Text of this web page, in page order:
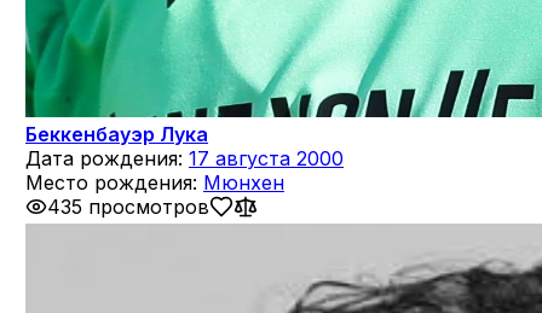
Беккенбауэр Лука
Дата рождения: 17 августа 2000
Место рождения: Мюнхен
435 просмотров